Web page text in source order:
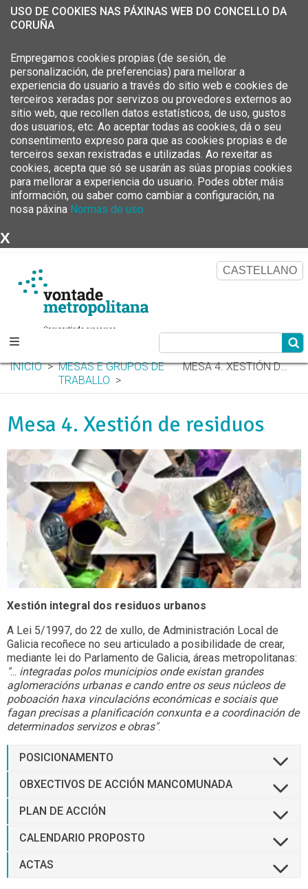
USO DE COOKIES NAS PÁXINAS WEB DO CONCELLO DA
CORUÑA
Empregamos cookies propias (de sesión, de
personalización, de preferencias) para mellorar a
experiencia do usuario a través do sitio web e cookies de
terceiros xeradas por servizos ou provedores externos ao
sitio web, que recollen datos estatísticos, de uso, gustos
dos usuarios, etc. Ao aceptar todas as cookies, dá o seu
consentimento expreso para que as cookies propias e de
terceiros sexan rexistradas e utilizadas. Ao rexeitar as
cookies, acepta que só se usarán as súas propias cookies
para mellorar a experiencia do usuario. Podes obter máis
información, ou saber como cambiar a configuración, na
nosa páxina Normas de uso
X
CASTELLANO
INICIO
MESAS E GRUPOS DE
TRABALLO
MESA 4. XESTIÓN DE RESIDUOS
Mesa 4. Xestión de residuos
Xestión integral dos residuos urbanos
A Lei 5/1997, do 22 de xullo, de Administración Local de
Galicia recoñece no seu articulado a posibilidade de crear,
mediante lei do Parlamento de Galicia, áreas metropolitanas:
"... integradas polos municipios onde existan grandes
aglomeracións urbanas e cando entre os seus núcleos de
poboación haxa vinculacións económicas e sociais que
fagan precisas a planificación conxunta e a coordinación de
determinados servizos e obras".
POSICIONAMENTO
OBXECTIVOS DE ACCIÓN MANCOMUNADA
PLAN DE ACCIÓN
CALENDARIO PROPOSTO
ACTAS